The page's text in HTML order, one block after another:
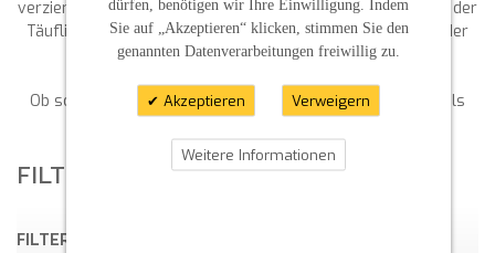
verziertes Exemplar handelt, sie trägt die Gewissheit, dass der
Täufling unter Gottes Schutz steht und „getragen wird in der
Wärme seiner Liebe“.
Ob schlicht oder kunstvoll gestaltet, Taufkerzen bleiben als
FILTERN NACH
FILTERN NACH:
dürfen, benötigen wir Ihre Einwilligung. Indem
Sie auf „Akzeptieren“ klicken, stimmen Sie den
genannten Datenverarbeitungen freiwillig zu.
Akzeptieren Verweigern
Weitere Informationen